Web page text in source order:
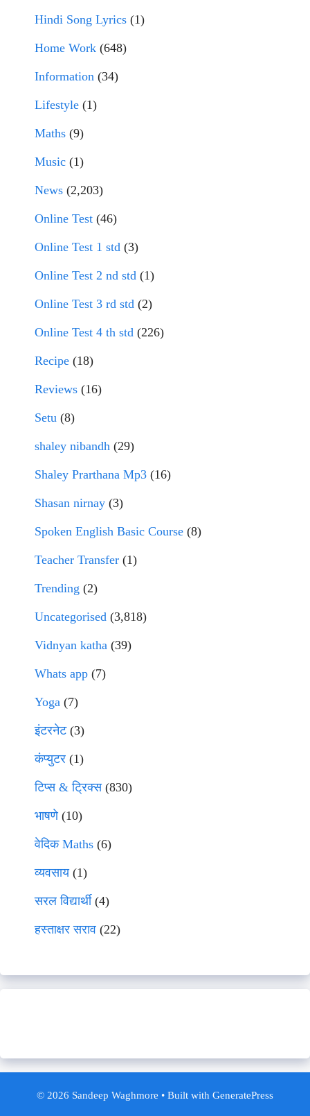
Hindi Song Lyrics (1)
Home Work (648)
Information (34)
Lifestyle (1)
Maths (9)
Music (1)
News (2,203)
Online Test (46)
Online Test 1 std (3)
Online Test 2 nd std (1)
Online Test 3 rd std (2)
Online Test 4 th std (226)
Recipe (18)
Reviews (16)
Setu (8)
shaley nibandh (29)
Shaley Prarthana Mp3 (16)
Shasan nirnay (3)
Spoken English Basic Course (8)
Teacher Transfer (1)
Trending (2)
Uncategorised (3,818)
Vidnyan katha (39)
Whats app (7)
Yoga (7)
इंटरनेट(3)
कंप्युटर (1)
टिप्स & ट्रिक्स(830)
भाषणे(10)
वेदिक Maths (6)
व्यवसाय(1)
सरल विद्यार्थी(4)
हस्ताक्षर सराव (22)
© 2026 Sandeep Waghmore • Built with GeneratePress